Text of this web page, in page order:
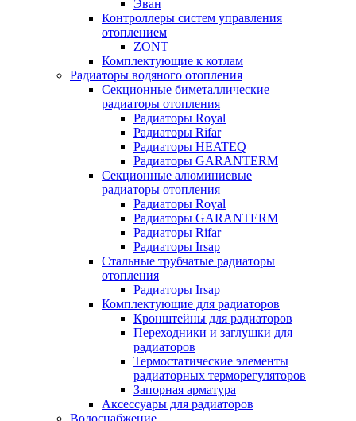
Эван
Контроллеры систем управления
отоплением
ZONT
Комплектующие к котлам
Радиаторы водяного отопления
Секционные биметаллические
радиаторы отопления
Радиаторы Royal
Радиаторы Rifar
Радиаторы HEATEQ
Радиаторы GARANTERM
Секционные алюминиевые
радиаторы отопления
Радиаторы Royal
Радиаторы GARANTERM
Радиаторы Rifar
Радиаторы Irsap
Стальные трубчатые радиаторы
отопления
Радиаторы Irsap
Комплектующие для радиаторов
Кронштейны для радиаторов
Переходники и заглушки для
радиаторов
Термостатические элементы
радиаторных терморегуляторов
Запорная арматура
Аксессуары для радиаторов
Водоснабжение